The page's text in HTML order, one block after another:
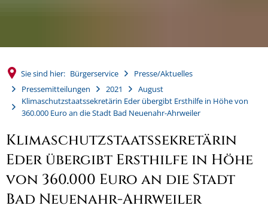
Sie sind hier: Bürgerservice
Presse/Aktuelles
Pressemitteilungen
2021
August
Klimaschutzstaatssekretärin Eder übergibt Ersthilfe in Höhe von
360.000 Euro an die Stadt Bad Neuenahr-Ahrweiler
Klimaschutzstaatssekretärin
Eder übergibt Ersthilfe in Höhe
von 360.000 Euro an die Stadt
Bad Neuenahr-Ahrweiler